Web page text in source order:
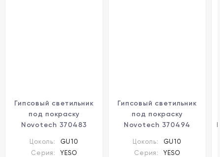
Гипсовый светильник
под покраску
Novotech 370483
1xGU10 50W
Цоколь:
GU10
Серия:
YESO
Гипсовый светильник
под покраску
Novotech 370494
1xGU10 50W
Цоколь:
GU10
Серия:
YESO